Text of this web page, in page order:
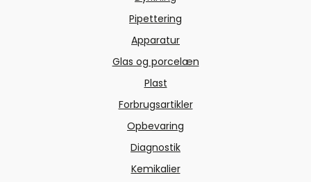
Pipettering
Apparatur
Glas og porcelæn
Plast
Forbrugsartikler
Opbevaring
Diagnostik
Kemikalier